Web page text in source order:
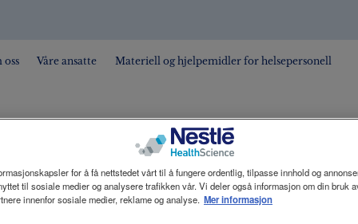
oss Våre ansatte Materiell og hjelpemidler for helsepersonell
COMPAT
for å få nettstedet vårt til å fungere ordentlig, tilpasse innhold og
til sosiale medier og analysere trafikken vår. Vi deler også informasjon om din bruk
innenfor sosiale medier, reklame og analyse. Mer informasjon